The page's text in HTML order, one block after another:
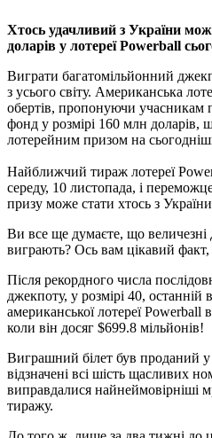
Хтось удачливий з України
доларів у лотереї Powerball
Виграти багатомільйонний
з усього світу. Американська
обертів, пропонуючи
фонд у розмірі 160 млн доларів,
лотерейним призом на
Найближчий тираж лотереї
середу, 10 листопада, і
призу може стати хтось з
Ви все ще думаєте, що величезні
виграють? Ось вам цікавий
Після рекордного числа
джекпоту, у розмірі 40,
американської лотереї Powerball
коли він досяг $699.8 мільйонів!
Виграшний білет був проданий у
відзначені всі шість щасливих
виправдалися найнеймовірніші
тиражу.